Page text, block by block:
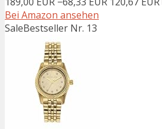
Bei Amazon ansehen
SaleBestseller Nr. 13